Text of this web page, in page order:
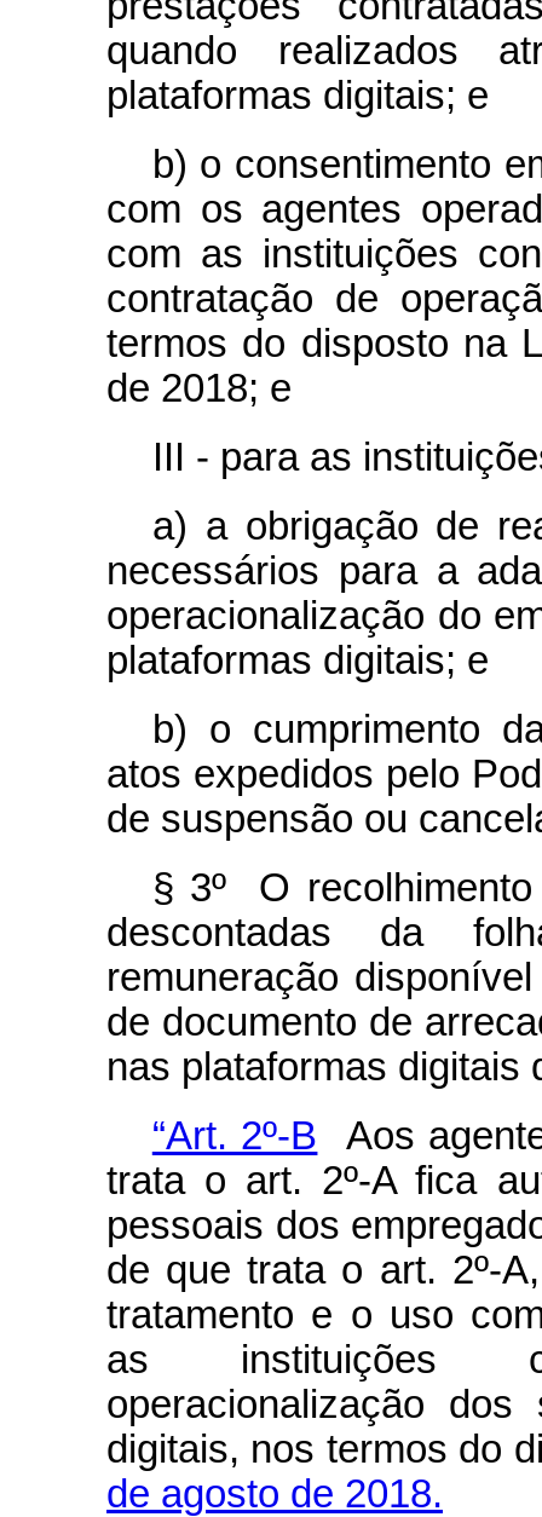
quando realizados
plataformas digitais; e
b) o consentimento
com os agentes
com as instituições
contratação de
termos do disposto na
de 2018; e
III - para as
a) a obrigação de
necessários para a
operacionalização do
plataformas digitais; e
b) o cumprimento
atos expedidos pelo
de suspensão ou
§ 3º O
descontadas da
remuneração
de documento de
nas plataformas digitais
“Art. 2º-B Aos
trata o art. 2º-A fica
pessoais dos
de que trata o art. 2º-
tratamento e o uso
as instituições
operacionalização
digitais, nos termos do
de agosto de 2018.